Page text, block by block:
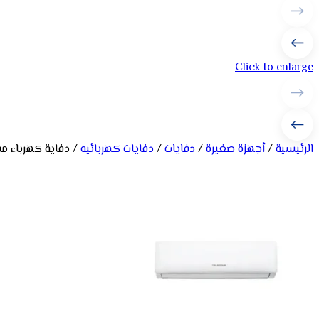
Click to enlarge
الرئيسية/أجهزة صغيرة/دفايات/دفايات كهربائيه/ دفاية كهرباء مستطيل